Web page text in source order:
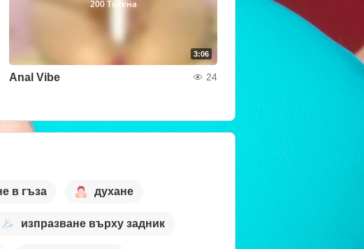
3:06
200 Токена
Anal Vibe 24
в гъза духане
изпразване върху задник